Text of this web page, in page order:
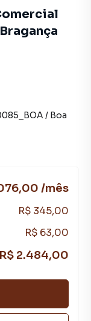
/ Boa
/mês
R$ 345,00
R$ 63,00
R$ 2.484,00